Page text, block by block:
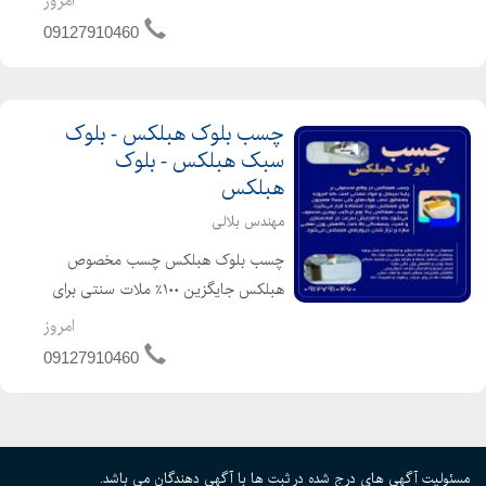
و سیمانی، در زلزله خطرناکترین قسمت
09127910460
چسب بلوک هبلکس - بلوک
سبک هبلکس - بلوک
هبلکس
مهندس بلالی
چسب بلوک هبلکس چسب مخصوص
هبلکس جایگزین ۱۰۰٪ ملات سنتی برای
دیوارچینی بلوک هبلکس، هرگز از ملات
ماسه سیمان یا گچ استفاده نکنید! این
امروز
09127910460
مسئولیت آگهی های درج شده در ثبت ها با آگهی دهندگان می باشد.